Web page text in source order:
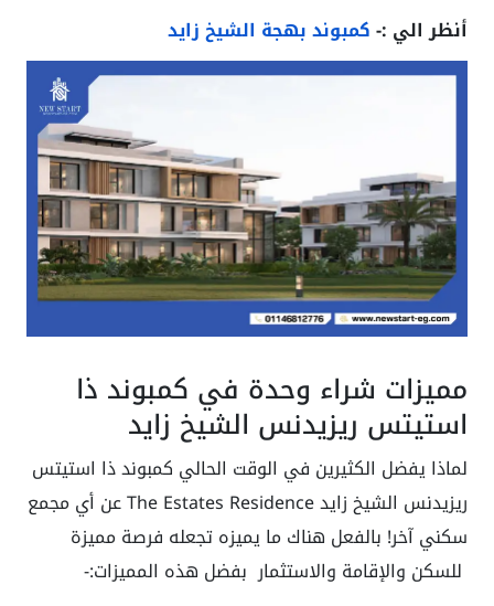
أنظر الي :-كمبوند بهجة الشيخ زايد
مميزات شراء وحدة في كمبوند ذا
استيتس ريزيدنس الشيخ زايد
لماذا يفضل الكثيرين في الوقت الحالي كمبوند ذا استيتس
ريزيدنس الشيخ زايد The Estates Residence عن أي مجمع
سكني آخر! بالفعل هناك ما يميزه تجعله فرصة مميزة
للسكن والإقامة والاستثمار بفضل هذه المميزات:-